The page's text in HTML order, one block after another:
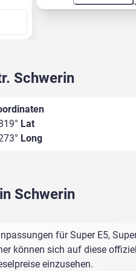
Schwerin
Lat
Long
Schwerin
für Super E5,
können sich auf diese
einzusehen.